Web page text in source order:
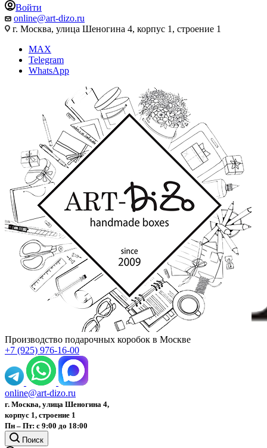
Войти
online@art-dizo.ru
г. Москва, улица Шеногина 4, корпус 1, строение 1
MAX
Telegram
WhatsApp
Производство подарочных коробок в Москве
+7 (925) 976-16-00
online@art-dizo.ru
г. Москва, улица Шеногина 4,
корпус 1, строение 1
Пн – Пт: с 9:00 до 18:00
Поиск